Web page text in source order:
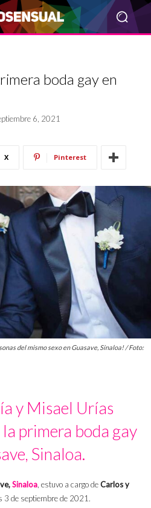
boda gay en
6, 2021
X Pinterest
del mismo sexo en Guasave, Sinaloa! / Foto:
y Misael Urías
primera boda gay
Sinaloa.
Sinaloa, estuvo a cargo deCarlos y
3 de septiembre de 2021.